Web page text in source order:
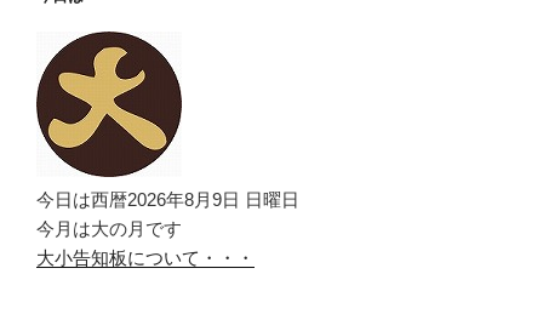
今日は西暦2026年8月9日 日曜日
今月は大の月です
大小告知板について・・・